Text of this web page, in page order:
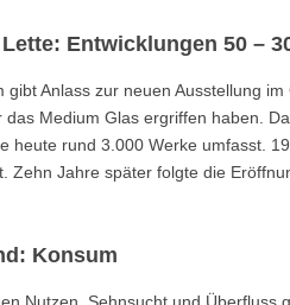
Entwicklungen 50 –
gibt Anlass zur neuen Ausstellung
das Medium Glas ergriffen haben.
heute rund 3.000 Werke umfasst.
Zehn Jahre später folgte die
Konsum